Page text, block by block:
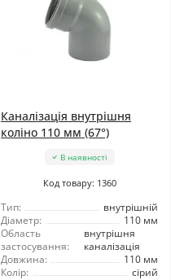
Каналізація внутрішня
коліно 110 мм (67°)
В наявності
Код товару: 1360
Тип:
внутрішній
Діаметр:
110 мм
Область
застосування:
внутрішня
каналізація
Довжина:
110 мм
Колір:
сірий